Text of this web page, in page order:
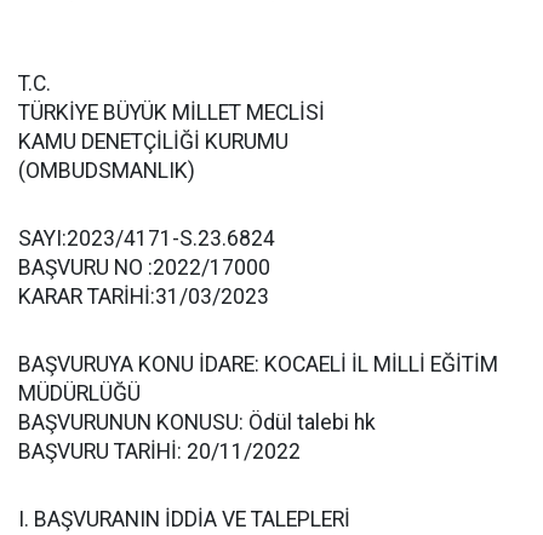
T.C.
TÜRKİYE BÜYÜK MİLLET MECLİSİ
KAMU DENETÇİLİĞİ KURUMU
(OMBUDSMANLIK)
SAYI:2023/4171-S.23.6824
BAŞVURU NO :2022/17000
KARAR TARİHİ:31/03/2023
BAŞVURUYA KONU İDARE: KOCAELİ İL MİLLİ EĞİTİM
MÜDÜRLÜĞÜ
BAŞVURUNUN KONUSU: Ödül talebi hk
BAŞVURU TARİHİ: 20/11/2022
I. BAŞVURANIN İDDİA VE TALEPLERİ